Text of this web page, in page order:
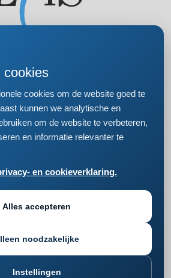
wijzigen
cookies
cookies om de website goed te
kunnen we analytische en
om de website te verbeteren,
en informatie relevanter te
en cookieverklaring.
Alles accepteren
noodzakelijke
Instellingen